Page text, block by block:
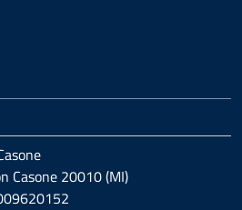
Casone 20010 (MI)